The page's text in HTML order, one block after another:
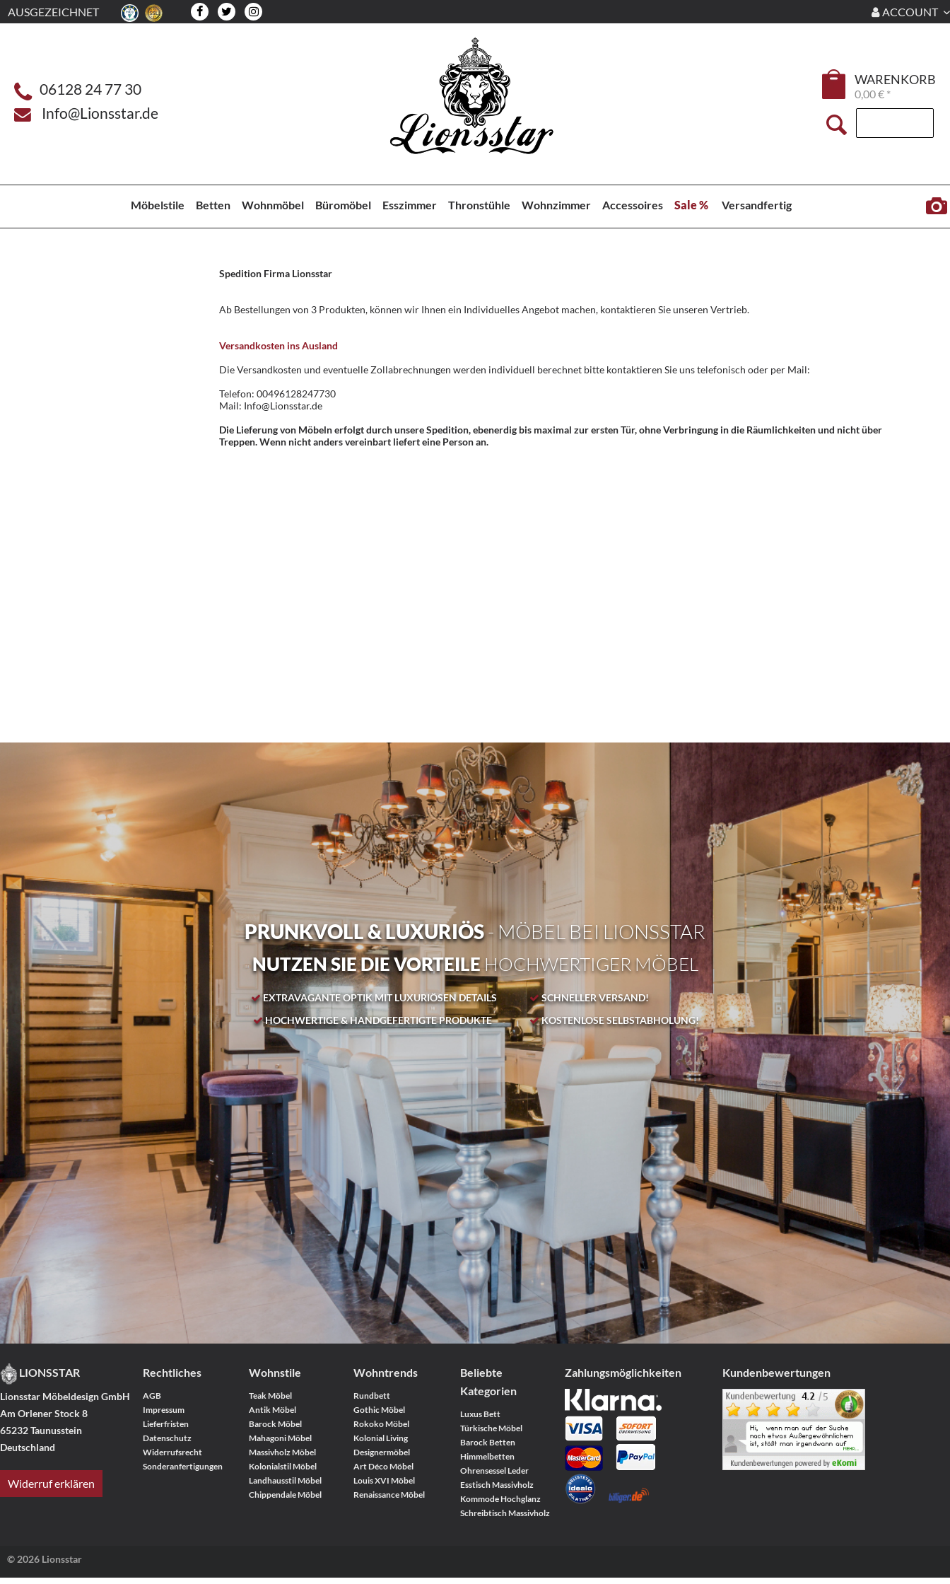
AUSGEZEICHNET ACCOUNT
06128 24 77 30
Info@Lionsstar.de
WARENKORB
0,00 € *
Möbelstile Betten Wohnmöbel Büromöbel Esszimmer Thronstühle Wohnzimmer Accessoires Sale % Versandfertig
Spedition Firma Lionsstar
Ab Bestellungen von 3 Produkten, können wir Ihnen ein Individuelles Angebot machen, kontaktieren Sie unseren Vertrieb.
Versandkosten ins Ausland
Die Versandkosten und eventuelle Zollabrechnungen werden individuell berechnet bitte kontaktieren Sie uns telefonisch oder per Mail:
Telefon: 00496128247730
Mail: Info@Lionsstar.de
Die Lieferung von Möbeln erfolgt durch unsere Spedition, ebenerdig bis maximal zur ersten Tür, ohne Verbringung in die Räumlichkeiten und nicht über
Treppen. Wenn nicht anders vereinbart liefert eine Person an.
PRUNKVOLL & LUXURIÖS- MÖBEL BEI LIONSSTAR
NUTZEN SIE DIE VORTEILEHOCHWERTIGER MÖBEL
EXTRAVAGANTE OPTIK MIT LUXURIÖSEN DETAILS
HOCHWERTIGE & HANDGEFERTIGTE PRODUKTE
SCHNELLER VERSAND!
KOSTENLOSE SELBSTABHOLUNG!
LIONSSTAR
Lionsstar Möbeldesign GmbH
Am Orlener Stock 8
65232 Taunusstein
Deutschland
Widerruf erklären
Rechtliches
AGB
Impressum
Lieferfristen
Datenschutz
Widerrufsrecht
Sonderanfertigungen
Wohnstile
Teak Möbel
Antik Möbel
Barock Möbel
Mahagoni Möbel
Massivholz Möbel
Kolonialstil Möbel
Landhausstil Möbel
Chippendale Möbel
Wohntrends
Rundbett
Gothic Möbel
Rokoko Möbel
Kolonial Living
Designermöbel
Art Déco Möbel
Louis XVI Möbel
Renaissance Möbel
Beliebte
Kategorien
Luxus Bett
Türkische Möbel
Barock Betten
Himmelbetten
Ohrensessel Leder
Esstisch Massivholz
Kommode Hochglanz
Schreibtisch Massivholz
Zahlungs­möglichkeiten Kundenbewertungen
© 2026 Lionsstar